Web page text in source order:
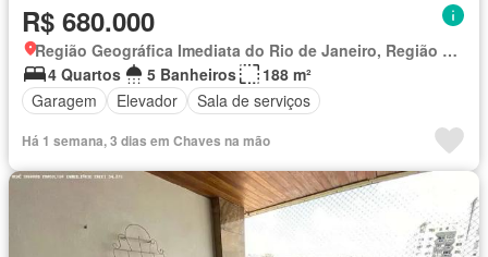
R$ 680.000
Região Geográfica Imediata do Rio de Janeiro, Região Metropolitana do Rio de Janeiro
4 Quartos
5 Banheiros
188 m²
Garagem
Elevador Sala de serviços
Há 1 semana, 3 dias em Chaves na mão